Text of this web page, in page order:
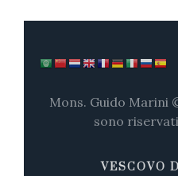
Mons. Guido
sono
VESCOVO